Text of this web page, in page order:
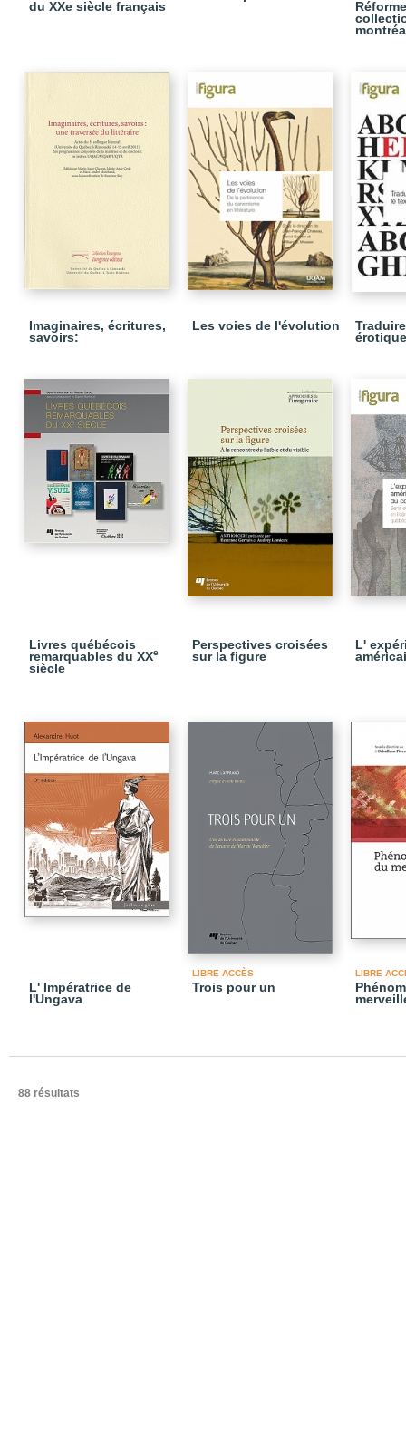
du XXe siècle français
Imaginaires, écritures,
savoirs:
Les voies de l'évolution
érotique
Livres québécois
remarquables du XXe
siècle
Perspectives croisées
sur la figure
L'
L' Impératrice de
l'Ungava
LIBRE ACCÈS
Trois pour un
LIBRE
88 résultats